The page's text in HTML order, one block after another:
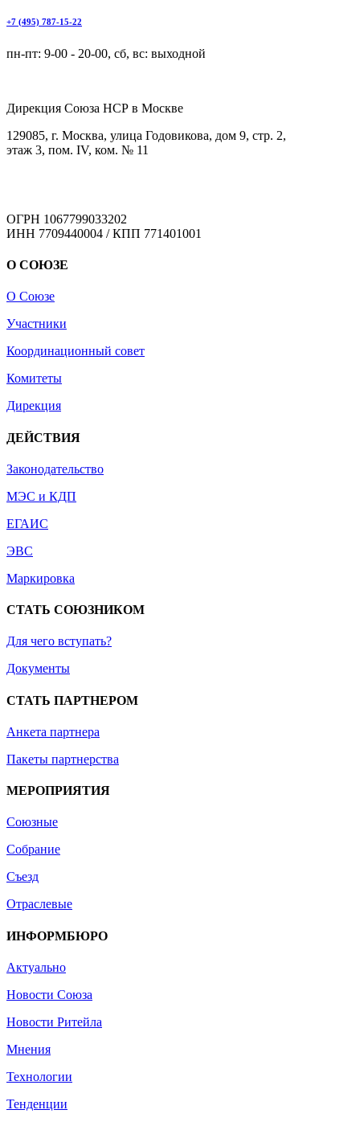
+7 (495) 787-15-22
пн-пт: 9-00 - 20-00, сб, вс: выходной
Дирекция Cоюза НСР в Москве
129085, г. Москва, улица Годовикова, дом 9, стр. 2,
этаж 3, пом. IV, ком. № 11
ОГРН 1067799033202
ИНН 7709440004 / КПП 771401001
О СОЮЗЕ
О Союзе
Участники
Координационный совет
Комитеты
Дирекция
ДЕЙСТВИЯ
Законодательство
МЭС и КДП
ЕГАИС
ЭВС
Маркировка
СТАТЬ СОЮЗНИКОМ
Для чего вступать?
Документы
СТАТЬ ПАРТНЕРОМ
Анкета партнера
Пакеты партнерства
МЕРОПРИЯТИЯ
Союзные
Собрание
Съезд
Отраслевые
ИНФОРМБЮРО
Актуально
Новости Союза
Новости Ритейла
Мнения
Технологии
Тенденции